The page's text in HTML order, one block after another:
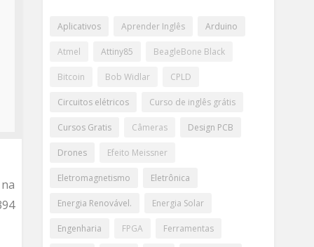
Aplicativos Aprender Inglês Arduino
Atmel Attiny85 BeagleBone Black
Bitcoin Bob Widlar CPLD
Circuitos elétricos Curso de inglês grátis
Cursos Gratis Câmeras Design PCB
Drones Efeito Meissner
Eletromagnetismo Eletrônica
Energia Renovável. Energia Solar
Engenharia FPGA Ferramentas